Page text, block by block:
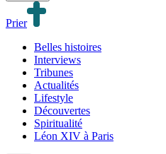
Prier
Belles histoires
Interviews
Tribunes
Actualités
Lifestyle
Découvertes
Spiritualité
Léon XIV à Paris